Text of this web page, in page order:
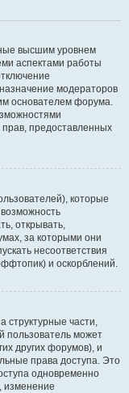
высшим уровнем
аспектами работы
модераторов
основателем форума.
предоставленных
которые
открывать,
за которыми они
несоответствия
и оскорблений.
структурные части,
может
других форумов), и
права доступа. Это
одновременно
изменение